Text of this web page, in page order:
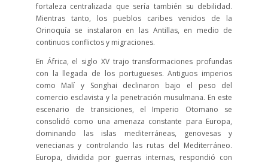
fortaleza centralizada que sería también su debilidad.
Mientras tanto, los pueblos caribes venidos de la
Orinoquía se instalaron en las Antillas, en medio de
continuos conflictos y migraciones.
En África, el siglo XV trajo transformaciones profundas
con la llegada de los portugueses. Antiguos imperios
como Malí y Songhai declinaron bajo el peso del
comercio esclavista y la penetración musulmana. En este
escenario de transiciones, el Imperio Otomano se
consolidó como una amenaza constante para Europa,
dominando las islas mediterráneas, genovesas y
venecianas y controlando las rutas del Mediterráneo.
Europa, dividida por guerras internas, respondió con